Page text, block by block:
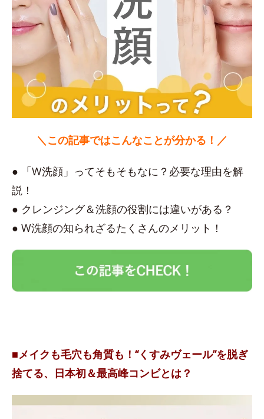
＼この記事ではこんなことが分かる！／
● 「W洗顔」ってそもそもなに？必要な理由を解
説！
● クレンジング＆洗顔の役割には違いがある？
● W洗顔の知られざるたくさんのメリット！
■メイクも毛穴も角質も！“くすみヴェール”を脱ぎ
捨てる、日本初＆最高峰コンビとは？